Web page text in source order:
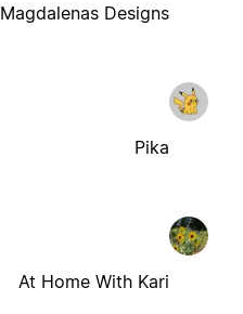
Magdalenas Designs
Pika
At Home With Kari